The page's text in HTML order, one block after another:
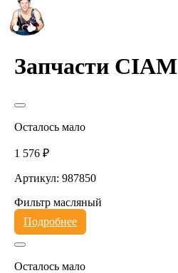
Запчасти CIAM
Осталось мало
1 576 ₽
Артикул: 987850
Фильтр масляный
Подробнее
Осталось мало